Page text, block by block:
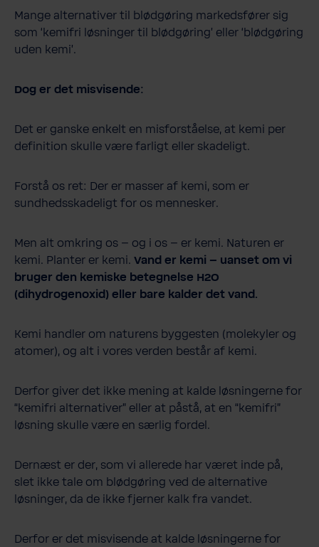
Mange alternativer til blødgøring markedsfører sig
som ‘kemifri løsninger til blødgøring’ eller ‘blødgøring
uden kemi’.
Dog er det misvisende:
Det er ganske enkelt en misforståelse, at kemi per
definition skulle være farligt eller skadeligt.
Forstå os ret: Der er masser af kemi, som er
sundhedsskadeligt for os mennesker.
Men alt omkring os – og i os – er kemi. Naturen er
kemi. Planter er kemi. Vand er kemi – uanset om vi
bruger den kemiske betegnelse H2O
(dihydrogenoxid) eller bare kalder det vand.
Kemi handler om naturens byggesten (molekyler og
atomer), og alt i vores verden består af kemi.
Derfor giver det ikke mening at kalde løsningerne for
“kemifri alternativer” eller at påstå, at en “kemifri”
løsning skulle være en særlig fordel.
Dernæst er der, som vi allerede har været inde på,
slet ikke tale om blødgøring ved de alternative
løsninger, da de ikke fjerner kalk fra vandet.
Derfor er det misvisende at kalde løsningerne for